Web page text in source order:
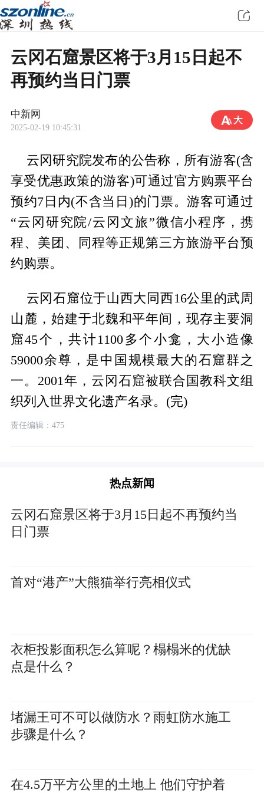
云冈石窟景区将于3月15日起不
再预约当日门票
中新网
2025-02-19 10:45:31
云冈研究院发布的公告称，所有游客(含
享受优惠政策的游客)可通过官方购票平台
预约7日内(不含当日)的门票。游客可通过
“云冈研究院/云冈文旅”微信小程序，携
程、美团、同程等正规第三方旅游平台预
约购票。
云冈石窟位于山西大同西16公里的武周
山麓，始建于北魏和平年间，现存主要洞
窟45个，共计1100多个小龛，大小造像
59000余尊，是中国规模最大的石窟群之
一。2001年，云冈石窟被联合国教科文组
织列入世界文化遗产名录。(完)
责任编辑：475
热点新闻
云冈石窟景区将于3月15日起不再预约当
日门票
首对“港产”大熊猫举行亮相仪式
衣柜投影面积怎么算呢？榻榻米的优缺
点‌是什么？
堵漏王可不可以做防水？雨虹防水施工
步骤是什么？
在4.5万平方公里的土地上 他们守护着